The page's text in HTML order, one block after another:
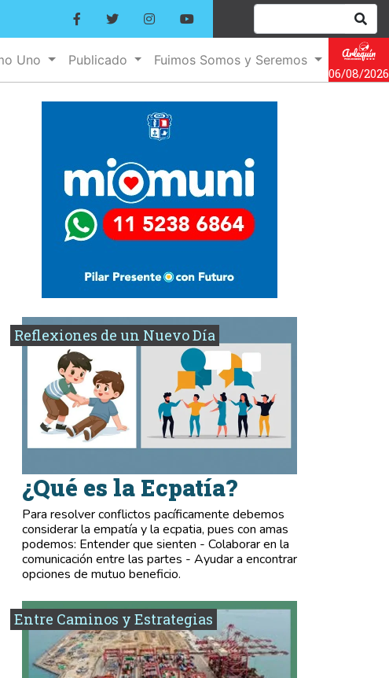
Uno Publicado
Fuimos Somos y Seremos
06/08/2026
Reflexiones de un Nuevo Día
¿Qué es la Ecpatía?
Para resolver conflictos pacíficamente debemos
considerar la empatía y la ecpatia, pues con amas
podemos: Entender que sienten - Colaborar en la
comunicación entre las partes - Ayudar a encontrar
opciones de mutuo beneficio.
Entre Caminos y Estrategias